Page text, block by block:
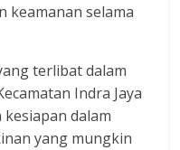
keamanan selama
terlibat dalam
Indra Jaya
dalam
yang mungkin